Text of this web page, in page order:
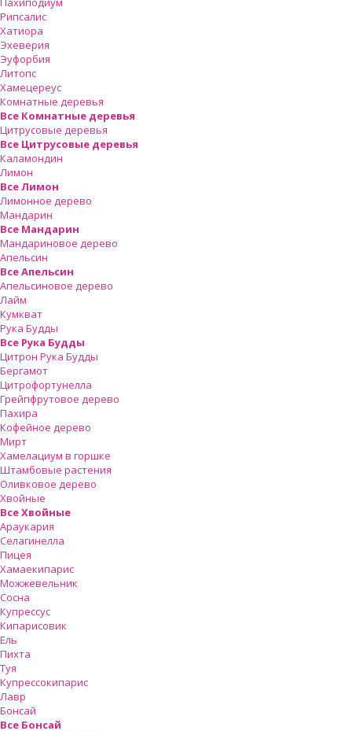
Рипсалис
Хатиора
Эхеверия
Эуфорбия
Литопс
Хамецереус
Комнатные деревья
Все Комнатные деревья
Цитрусовые деревья
Все Цитрусовые деревья
Каламондин
Лимон
Все Лимон
Лимонное дерево
Мандарин
Все Мандарин
Мандариновое дерево
Апельсин
Все Апельсин
Апельсиновое дерево
Лайм
Кумкват
Рука Будды
Все Рука Будды
Цитрон Рука Будды
Бергамот
Цитрофортунелла
Грейпфрутовое дерево
Пахира
Кофейное дерево
Мирт
Хамелациум в горшке
Штамбовые растения
Оливковое дерево
Хвойные
Все Хвойные
Араукария
Селагинелла
Пицея
Хамаекипарис
Можжевельник
Сосна
Купрессус
Кипарисовик
Ель
Пихта
Туя
Купрессокипарис
Лавр
Бонсай
Все Бонсай